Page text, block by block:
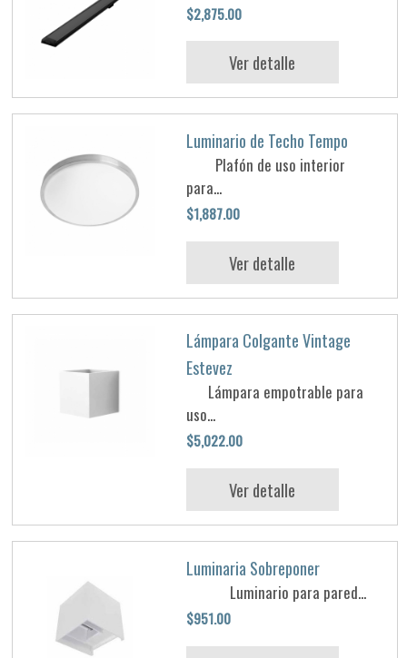
$2,875.00
Ver detalle
Luminario de Techo Tempo
Plafón de uso interior
para...
$1,887.00
Ver detalle
Lámpara Colgante Vintage
Estevez
Lámpara empotrable para
uso...
$5,022.00
Ver detalle
Luminaria Sobreponer
Luminario para pared...
$951.00